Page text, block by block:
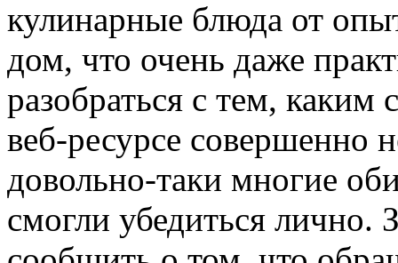
кулинарные блюда от
дом, что очень даже
разобраться с тем,
веб-ресурсе совершенно
довольно-таки многие
смогли убедиться